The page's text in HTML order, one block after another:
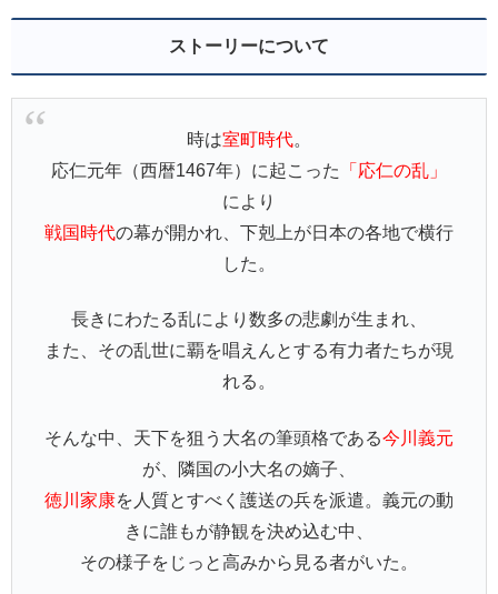
ストーリーについて
時は室町時代。
応仁元年（西暦1467年）に起こった
「応仁の乱」
により
戦国時代の幕が開かれ、下剋上が日本の各地で横行
した。
長きにわたる乱により数多の悲劇が生まれ、
また、その乱世に覇を唱えんとする有力者たちが現
れる。
そんな中、天下を狙う大名の筆頭格である今川義元
が、隣国の小大名の嫡子、
徳川家康を人質とすべく護送の兵を派遣。義元の動
きに誰もが静観を決め込む中、
その様子をじっと高みから見る者がいた。